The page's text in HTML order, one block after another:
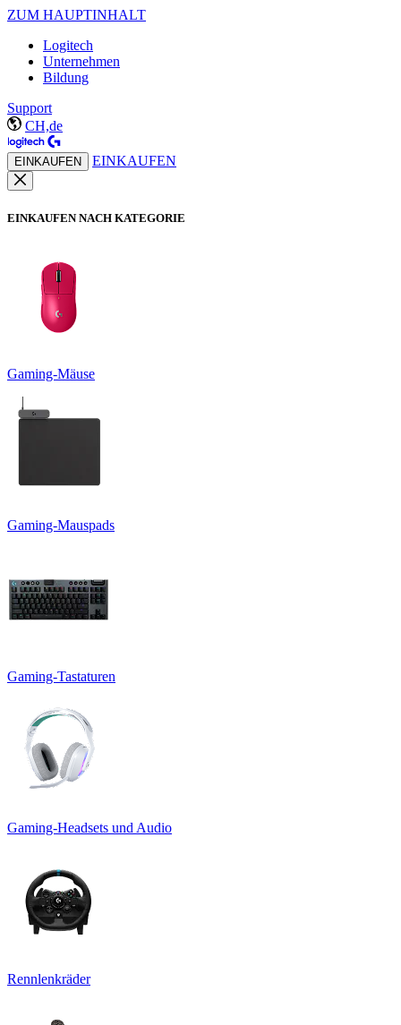
ZUM HAUPTINHALT
Logitech
Unternehmen
Bildung
Support
CH,de
EINKAUFEN EINKAUFEN
EINKAUFEN NACH KATEGORIE
Gaming-Mäuse
Gaming-Mauspads
Gaming-Tastaturen
Gaming-Headsets und Audio
Rennlenkräder